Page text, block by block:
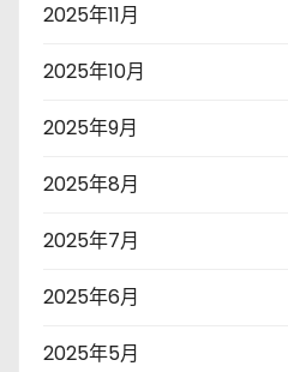
2025年11月
2025年10月
2025年9月
2025年8月
2025年7月
2025年6月
2025年5月